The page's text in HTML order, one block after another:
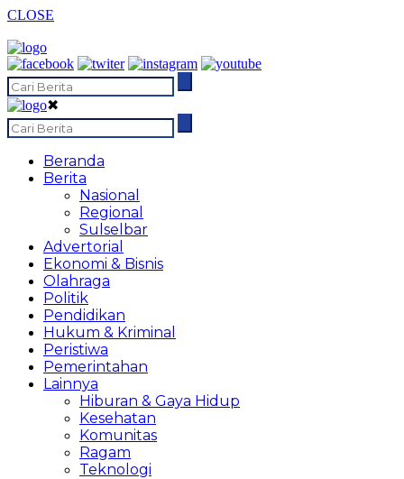
CLOSE
✖
Beranda
Berita
Nasional
Regional
Sulselbar
Advertorial
Ekonomi & Bisnis
Olahraga
Politik
Pendidikan
Hukum & Kriminal
Peristiwa
Pemerintahan
Lainnya
Hiburan & Gaya Hidup
Kesehatan
Komunitas
Ragam
Teknologi